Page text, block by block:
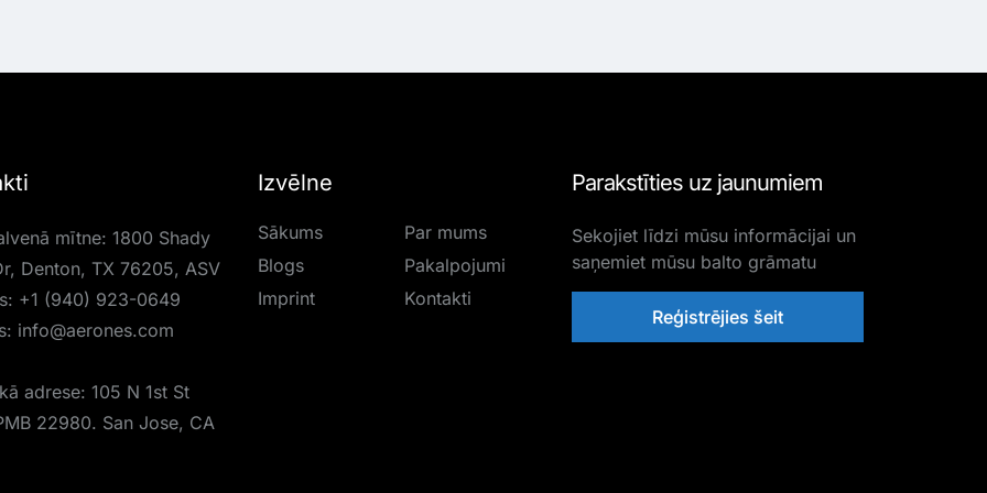
mītne: 1800 Shady
Denton, TX 76205, ASV
+1 (940) 923-0649
info@aerones.com
adrese: 105 N 1st St
22980. San Jose, CA
Izvēlne
Sākums
Par mums
Blogs
Pakalpojumi
Imprint
Kontakti
Parakstīties uz jaunumiem
Sekojiet līdzi mūsu informācijai un
saņemiet mūsu balto grāmatu
Reģistrējies šeit